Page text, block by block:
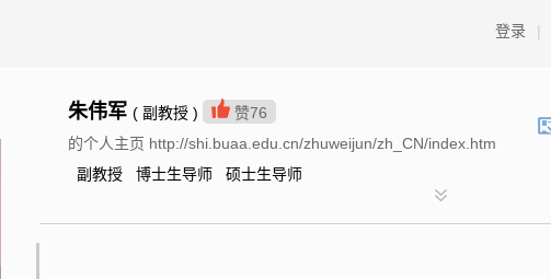
登录 |
朱伟军 ( 副教授 ) 赞76
的个人主页 http://shi.buaa.edu.cn/zhuweijun/zh_CN/index.htm
副教授 博士生导师 硕士生导师